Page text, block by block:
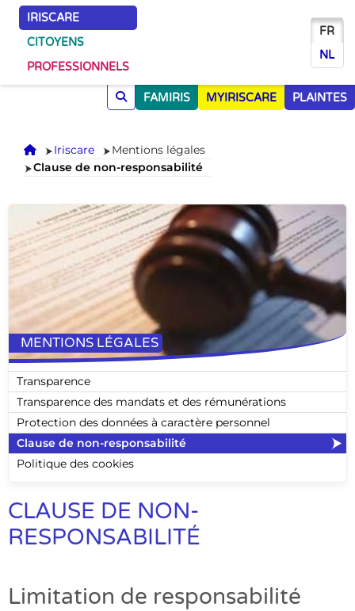
IRISCARE
CITOYENS
PROFESSIONNELS
FR
NL
FAMIRIS MYIRISCARE PLAINTES
AccueilIriscare
Mentions légales
Clause de non-responsabilité
MENTIONS LÉGALES
Transparence
Transparence des mandats et des rémunérations
Protection des données à caractère personnel
Clause de non-responsabilité
Politique des cookies
CLAUSE DE NON-
RESPONSABILITÉ
Limitation de responsabilité